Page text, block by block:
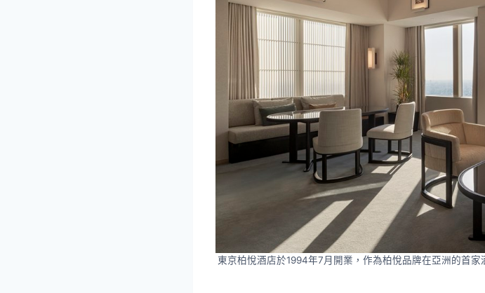
東京柏悅酒店於1994年7月開業，作為柏悅品牌在亞洲的首